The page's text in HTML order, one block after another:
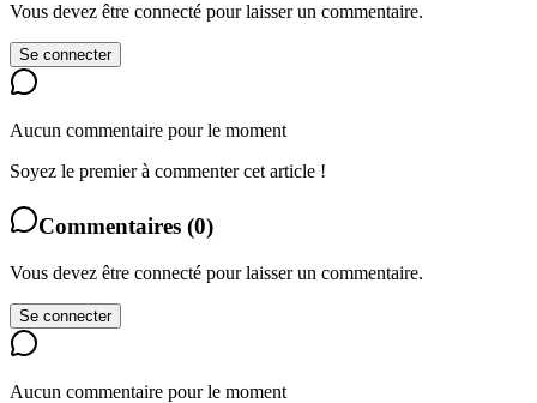
Vous devez être connecté pour laisser un commentaire.
Se connecter
Aucun commentaire pour le moment
Soyez le premier à commenter cet article !
Commentaires (0)
Vous devez être connecté pour laisser un commentaire.
Se connecter
Aucun commentaire pour le moment